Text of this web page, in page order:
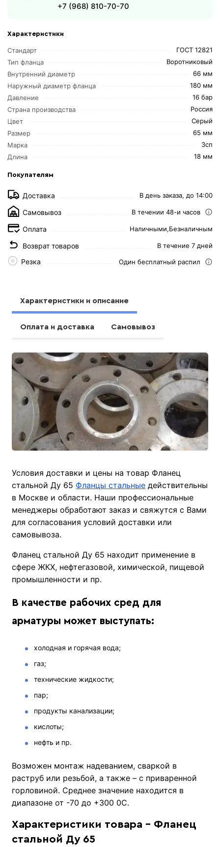
Характеристики
Стандарт
ГОСТ 12821
Тип фланца
Воротниковый
Внутренний диаметр
66 мм
Наружный диаметр фланца
180 мм
Давление
16 бар
Страна производства
Россия
Цвет
Серый
Размер
65 мм
Марка
3сп
Длина
18 мм
Покупателям
Доставка В день заказа, до 14:00
Самовывоз В течении 48-и часов
Оплата Наличными,Безналичным
Возврат товаров В течение 7 дней
Резка Один бесплатный распил
+7 (968) 810-70-70
Характеристики и описание
Оплата и доставка Самовывоз
Условия доставки и цены на товар Фланец
стальной Ду 65 Фланцы стальные действительны
в Москве и области. Наши профессиональные
менеджеры обработают заказ и свяжутся с Вами
для согласования условий доставки или
самовывоза.
Фланец стальной Ду 65 находит применение в
сфере ЖКХ, нефтегазовой, химической, пищевой
промышленности и пр.
В качестве рабочих сред для
арматуры может выступать:
холодная и горячая вода;
газ;
технические жидкости;
пар;
продукты канализации;
кислоты;
нефть и пр.
Возможен монтаж надеванием, сваркой в
раструб или резьбой, а также – с приваренной
горловиной. Среднее значение находится в
диапазоне от -70 до +300 0С.
Характеристики товара - Фланец
стальной Ду 65